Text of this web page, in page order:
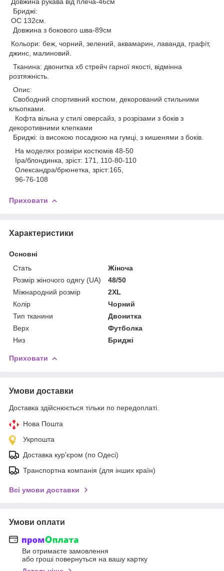
Бриджі:
ОС 132см.
Довжина з бокового шва-89см
Кольори: беж, чорний, зелений, аквамарин, лаванда, графіт,
джинс, малиновий.
Тканина: двонитка хб стрейч гарної якості, відмінна
розтяжність.
Опис:
Свободний спортивний костюм, декорований стильними
кльопками.
Кофта вільна у стилі оверсайз, з розрізами з боків з
декоротивними клепками
Бриджі: із високою посадкою на гумці, з кишенями з боків.
На моделях розміри костюмів 48-50
Іра/блондинка, зріст: 171, 110-80-110
Олександра/брюнетка, зріст:165,
96-76-108
Приховати
Характеристики
Основні
Стать
Жіноча
Розмір жіночого одягу (UA)
48/50
Міжнародний розмір
2XL
Колір
Чорний
Тип тканини
Двонитка
Верх
Футболка
Низ
Бриджі
Приховати
Умови доставки
Доставка здійснюється тільки по передоплаті.
Нова Пошта
Укрпошта
Доставка кур'єром (по Одесі)
Транспортна компанія (для інших країн)
Всі умови доставки
Умови оплати
Ви отримаєте замовлення
або гроші повернуться на вашу картку